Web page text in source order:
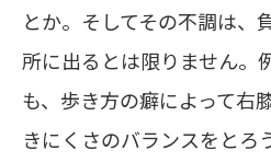
とか。そしてその不調は、
所に出るとは限りません。
も、歩き方の癖によって右
きにくさのバランスをとろ